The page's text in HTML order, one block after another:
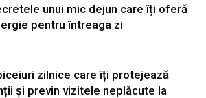
unui mic dejun care îți oferă
pentru întreaga zi
zilnice care îți protejează
și previn vizitele neplăcute la